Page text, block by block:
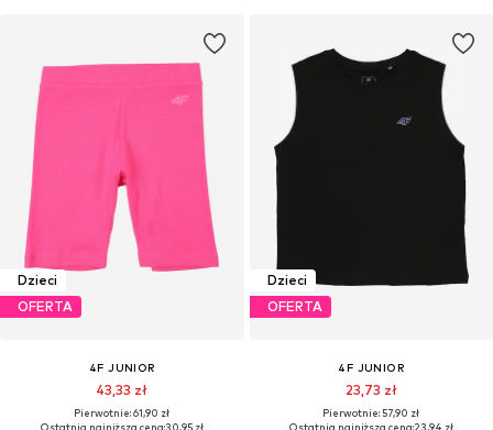
Dzieci
OFERTA
4F JUNIOR
43,33 zł
Pierwotnie: 61,90 zł
Ostatnia najniższa cena:30,95 zł
Dzieci
OFERTA
4F JUNIOR
23,73 zł
Pierwotnie: 57,90 zł
Ostatnia najniższa cena:23,94 zł